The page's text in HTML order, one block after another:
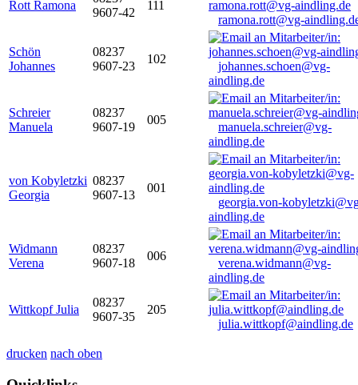
Rott Ramona
9607-42
111
ramona.rott@vg-
Schön
Johannes
08237
9607-23
102
johannes.schoen@vg-
aindling.de
Schreier
Manuela
08237
9607-19
005
manuela.schreier@vg-
aindling.de
von Kobyletzki
Georgia
08237
9607-13
001
georgia.von-
aindling.de
Widmann
Verena
08237
9607-18
006
verena.widmann@vg-
aindling.de
Wittkopf Julia
08237
9607-35
205
julia.wittkopf@aindling.de
drucken nach oben